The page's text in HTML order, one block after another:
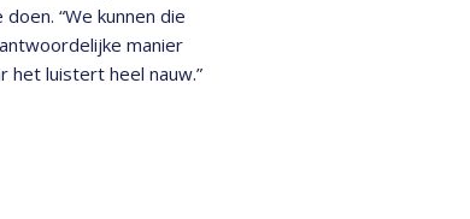
“We kunnen die
manier
het luistert heel nauw.”